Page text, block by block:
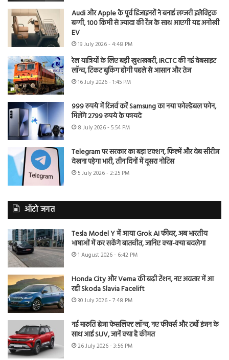
Audi और Apple के पूर्व डिजाइनरों ने बनाई लग्जरी इलेक्ट्रिक
बग्गी, 100 किमी से ज्यादा की रेंज के साथ आएगी यह अनोखी
EV
19 July 2026 - 4:48 PM
रेल यात्रियों के लिए बड़ी खुशखबरी, IRCTC की नई वेबसाइट
लॉन्च, टिकट बुकिंग होगी पहले से आसान और तेज
16 July 2026 - 1:45 PM
999 रुपये में रिजर्व करें Samsung का नया फोल्डेबल फोन,
मिलेंगे 2799 रुपये के फायदे
8 July 2026 - 5:54 PM
Telegram पर सरकार का बड़ा एक्शन, फिल्में और वेब सीरीज
देखना पड़ेगा भारी, तीन दिनों में दूसरा नोटिस
5 July 2026 - 2:25 PM
ऑटो जगत
Tesla Model Y में आया Grok AI फीचर, अब भारतीय
भाषाओं में कर सकेंगे बातचीत, जानिए क्या-क्या बदलेगा
1 August 2026 - 6:42 PM
Honda City और Verna की बढ़ी टेंशन, नए अवतार में आ
रही Skoda Slavia Facelift
30 July 2026 - 7:48 PM
नई मारुति ब्रेजा फेसलिफ्ट लॉन्च, नए फीचर्स और टर्बो इंजन के
साथ आई SUV, जानें क्या है कीमत
26 July 2026 - 3:56 PM